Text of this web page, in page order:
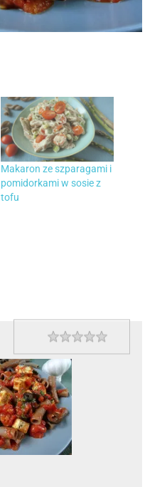
Makaron ze szparagami i
pomidorkami w sosie z
tofu
Rating
1 star
2 stars
3 stars
4 stars
5 stars